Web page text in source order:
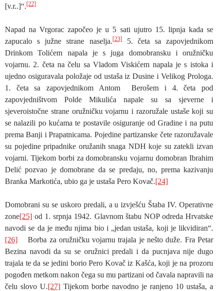
[v.r..]“.[22]
Napad na Vrgorac započeo je u 5 sati ujutro 15. lipnja kada se
zapucalo s južne strane naselja.[23]5. četa sa zapovjednikom
Drinkom Tolićem napala je s juga domobransku i oružničku
vojarnu. 2. četa na čelu sa Vladom Viskićem napala je s istoka i
ujedno osiguravala položaje od ustaša iz Dusine i Velikog Prologa.
1. četa sa zapovjednikom Antom Berošem i 4. četa pod
zapovjedništvom Polde Mikulića napale su sa sjeverne i
sjeveroistočne strane oružničku vojarnu i razoružale ustaše koji su
se nalazili po kućama te postavile osiguranje od Gradine i na putu
prema Banji i Prapatnicama. Pojedine partizanske čete razoružavale
su pojedine pripadnike oružanih snaga NDH koje su zatekli izvan
vojarni. Tijekom borbi za domobransku vojarnu domobran Ibrahim
Delić pozvao je domobrane da se predaju, no, prema kazivanju
Branka Markotića, ubio ga je ustaša Pero Kovač.[24]
Domobrani su se uskoro predali, a u izvješću Štaba IV. Operativne
zone[25] od 1. srpnja 1942. Glavnom štabu NOP odreda Hrvatske
navodi se da je među njima bio i „jedan ustaša, koji je likvidiran“.
[26] Borba za oružničku vojarnu trajala je nešto duže. Fra Petar
Bezina navodi da su se oružnici predali i da pucnjava nije dugo
trajala te da se jedini borio Pero Kovač iz Kašća, koji je na prozoru
pogođen metkom nakon čega su mu partizani od čavala napravili na
čelu slovo U.[27] Tijekom borbe navodno je ranjeno 10 ustaša, a